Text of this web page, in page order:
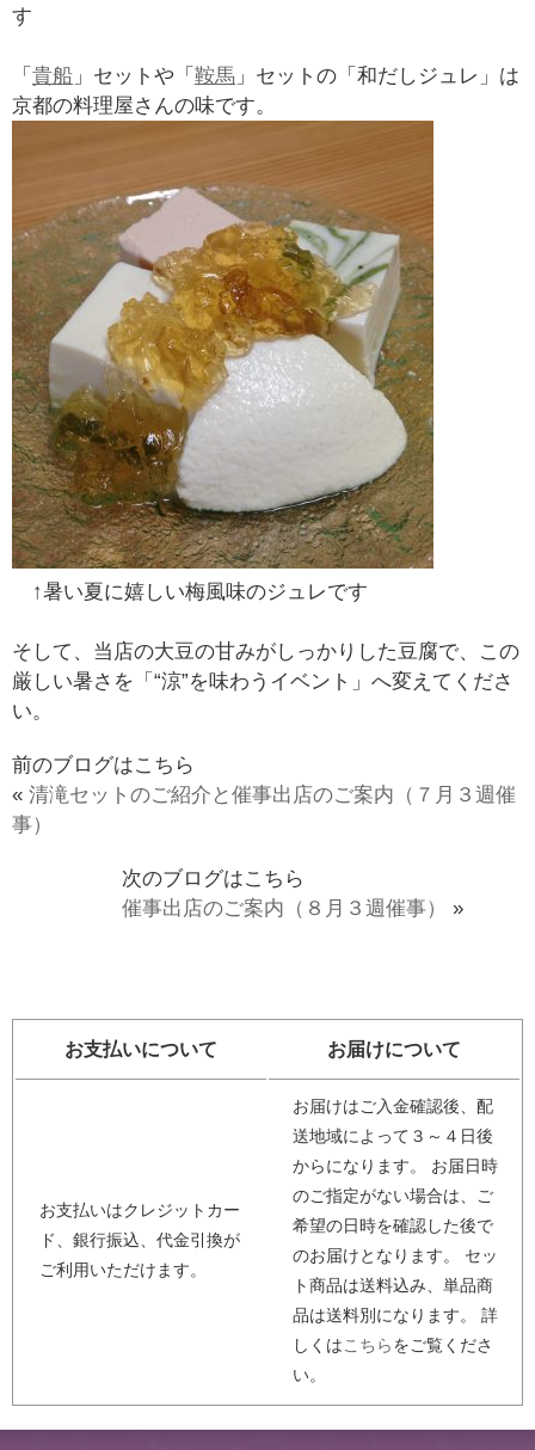
す
「 貴船 」セットや「 鞍馬 」セットの「和だしジュレ」は
京都の料理屋さんの味です。
↑暑い夏に嬉しい梅風味のジュレです
そして、当店の大豆の甘みがしっかりした豆腐で、この
厳しい暑さを「“涼”を味わうイベント」へ変えてくださ
い。
前のブログはこちら
« 清滝セットのご紹介と催事出店のご案内（７月３週催
事）
次のブログはこちら
催事出店のご案内（８月３週催事）
»
お支払いについて お届けについて
お支払いはクレジットカー
ド、銀行振込、代金引換が
ご利用いただけます。
お届けはご入金確認後、配
送地域によって３～４日後
からになります。 お届日時
のご指定がない場合は、ご
希望の日時を確認した後で
のお届けとなります。 セッ
ト商品は送料込み、単品商
品は送料別になります。 詳
しくはこちらをご覧くださ
い。